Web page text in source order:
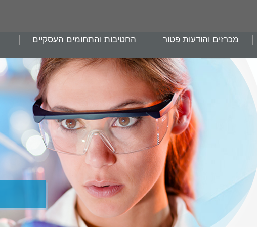
מכרזים והודעות פטור החטיבות והתחומים העסקיים